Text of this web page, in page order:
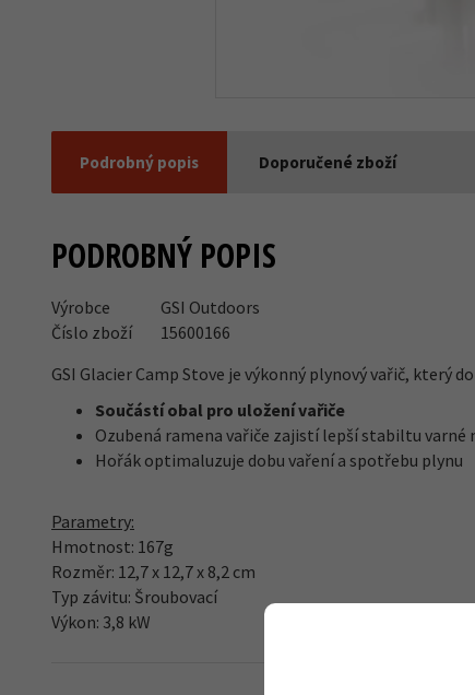
Podrobný popis Doporučené zboží
PODROBNÝ POPIS
Výrobce
GSI Outdoors
Číslo zboží
15600166
GSI Glacier Camp Stove je výkonný plynový vařič, který
Součástí obal pro uložení vařiče
Ozubená ramena vařiče zajistí lepší stabiltu varné
Hořák optimaluzuje dobu vaření a spotřebu plynu
Parametry:
Hmotnost: 167g
Rozměr: 12,7 x 12,7 x 8,2 cm
Typ závitu: Šroubovací
Výkon: 3,8 kW